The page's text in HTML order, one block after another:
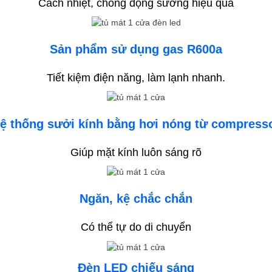
Cách nhiệt, chống đọng sương hiệu quả
Sản phẩm sử dụng gas R600a
Tiết kiệm điện năng, làm lạnh nhanh.
thống sưởi kính bằng hơi nóng từ
Giúp mặt kính luôn sáng rõ
Ngăn, kệ chắc chắn
Có thể tự do di chuyển
Đèn LED chiếu sáng